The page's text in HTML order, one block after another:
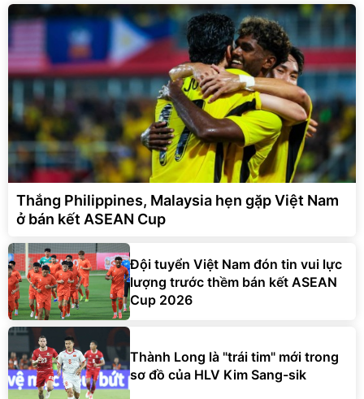
Thắng Philippines, Malaysia hẹn gặp Việt Nam
ở bán kết ASEAN Cup
Đội tuyển Việt Nam đón tin vui lực
lượng trước thềm bán kết ASEAN
Cup 2026
Thành Long là "trái tim" mới trong
sơ đồ của HLV Kim Sang-sik